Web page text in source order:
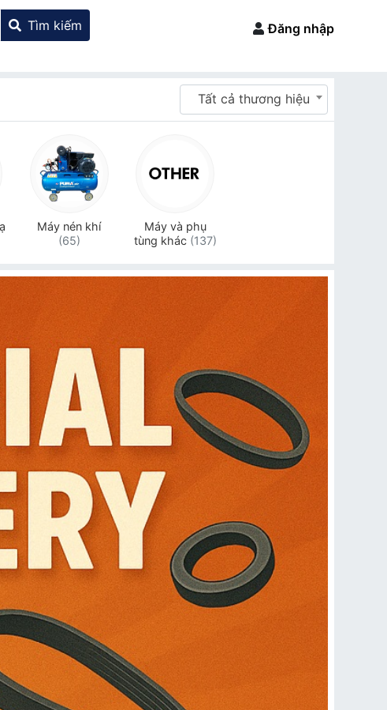
Tìm kiếm
Đăng nhập
Tất cả thương hiệu
Máy nén khí
(65)
Máy và phụ
tùng khác (137)